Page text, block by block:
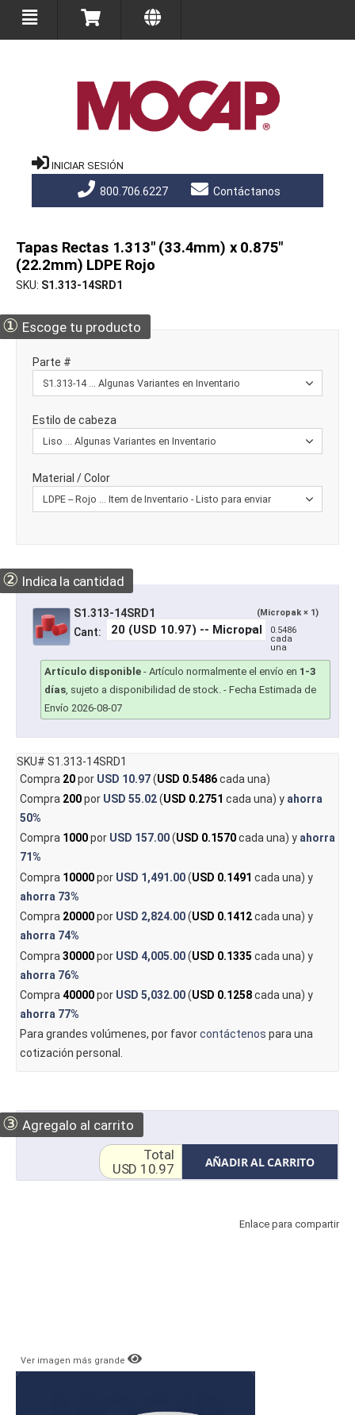
INICIAR SESIÓN
800.706.6227 Contáctanos
Tapas Rectas 1.313" (33.4mm) x 0.875"
(22.2mm) LDPE Rojo
SKU S1.313-14SRD1
① Escoge tu producto
Parte #
Estilo de cabeza
Material / Color
② Indica la cantidad
S1.313-14SRD1 (Micropak × 1)
Cant:
0.5486
cada
una
Artículo disponible - Artículo normalmente el envío en 1-3
días, sujeto a disponibilidad de stock. - Fecha Estimada de
Envío 2026-08-07
SKU# S1.313-14SRD1
Compra 20por USD 10.97(USD 0.5486cada una)
Compra 200por USD 55.02(USD 0.2751 cada una) y ahorra
50%
Compra 1000por USD 157.00(USD 0.1570cada una) y ahorra
71%
Compra 10000por USD 1,491.00(USD 0.1491 cada una) y
ahorra 73%
Compra 20000por USD 2,824.00(USD 0.1412cada una) y
ahorra 74%
Compra 30000por USD 4,005.00(USD 0.1335 cada una) y
ahorra 76%
Compra 40000por USD 5,032.00(USD 0.1258cada una) y
ahorra 77%
Para grandes volúmenes, por favorcontáctenos para una
cotización personal.
③ Agregalo al carrito
AÑADIR AL CARRITO
Total
USD 10.97
Enlace para compartir
Ver imagen más grande